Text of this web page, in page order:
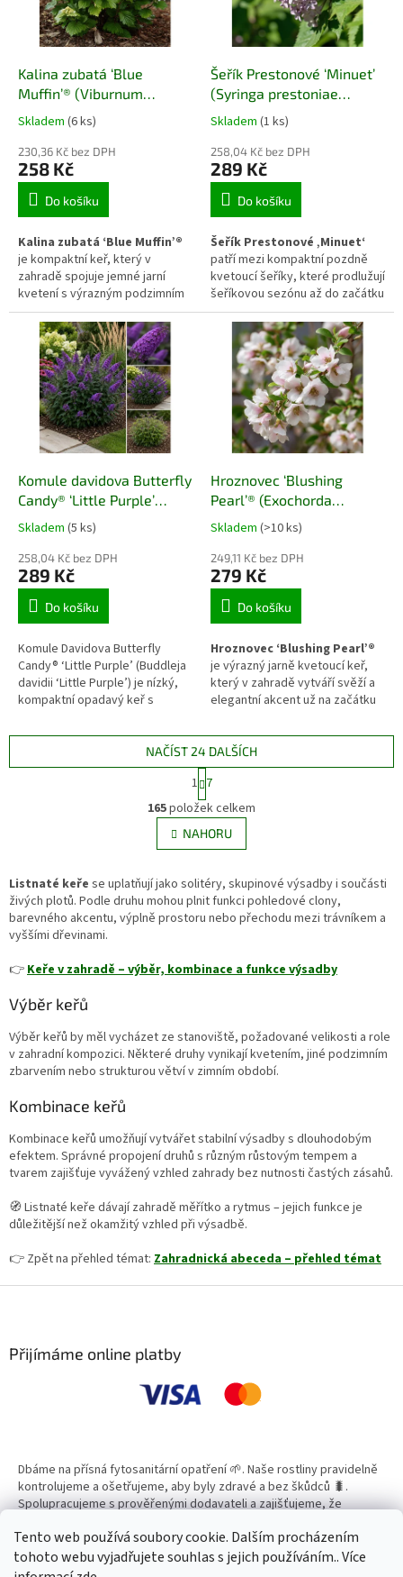
Tento web používá soubory cookie. Dalším procházením
tohoto webu vyjadřujete souhlas s jejich používáním.. Více
Kalina zubatá ‘Blue
Muffin’® (Viburnum
dentatum ‘Blue Muffin’®)
Skladem (6 ks)
230,36 Kč bez DPH
258 Kč
Do košíku
Kalina zubatá ‘Blue Muffin’®
je kompaktní keř, který v
zahradě spojuje jemné jarní
kvetení s výrazným podzimním
efektem díky sytě modrým
plodům. Díky menšímu vzrůstu
se uplatní i v předzahrádkách a
menších zahradách, kde vytváří
přehledný, ale živý prvek
podporující biodiverzitu.
Šeřík Prestonové ‘Minuet’
(Syringa prestoniae
‘Minuet’)
Skladem (1 ks)
258,04 Kč bez DPH
289 Kč
Do košíku
Šeřík Prestonové ‚Minuet‘
patří mezi kompaktní pozdně
kvetoucí šeříky, které prodlužují
šeříkovou sezónu až do začátku
léta. Díky menším rozměrům a
hustému růstu se uplatní i v
zahradách, kde není prostor pro
mohutné keře, a vytváří voňavý
akcent v solitérních i
skupinových výsadbách.
Komule davidova Butterfly
Candy® ‘Little Purple’
(Buddleja davidii ‘Little
Skladem (5 ks)
258,04 Kč bez DPH
289 Kč
Do košíku
Komule Davidova Butterfly
Candy® ‘Little Purple’ (Buddleja
davidii ‘Little Purple’) je nízký,
kompaktní opadavý keř s
šedozelenými listy a množstvím
sytě fialových, lehce vonných
květenství. Dorůstá přibližně
rozměrům se hodí do menších
zahrad, předzahrádek i větších
Nejbohatěji kvete na plném
motýly, včely a další opylovače.
Hroznovec ‘Blushing
Pearl’® (Exochorda
racemosa ‘Blushing
Skladem (>10 ks)
249,11 Kč bez DPH
279 Kč
Do košíku
Hroznovec ‘Blushing Pearl’®
je výrazný jarně kvetoucí keř,
který v zahradě vytváří svěží a
elegantní akcent už na začátku
a bohatému kvetení se uplatní
jako solitéra i jako lehká kulisa v
menších zahradách,
předzahrádkách nebo u teras,
kde přirozeně rozjasní prostor.
O
v
l
á
a
c
í
v
ý
p
i
NAČÍST 24 DALŠÍCH
S
t
r
á
n
k
v
á
n
í
1 7
165položek celkem
NAHORU
Listnaté keře se uplatňují jako solitéry, skupinové výsadby i součásti
živých plotů. Podle druhu mohou plnit funkci pohledové clony,
barevného akcentu, výplně prostoru nebo přechodu mezi trávníkem a
vyššími dřevinami.
👉 Keře v zahradě – výběr, kombinace a funkce výsadby
Výběr keřů
Výběr keřů by měl vycházet ze stanoviště, požadované velikosti a role
v zahradní kompozici. Některé druhy vynikají kvetením, jiné podzimním
zbarvením nebo strukturou větví v zimním období.
Kombinace keřů
Kombinace keřů umožňují vytvářet stabilní výsadby s dlouhodobým
efektem. Správné propojení druhů s různým růstovým tempem a
tvarem zajišťuje vyvážený vzhled zahrady bez nutnosti častých zásahů.
🧭 Listnaté keře dávají zahradě měřítko a rytmus – jejich funkce je
důležitější než okamžitý vzhled při výsadbě.
👉 Zpět na přehled témat: Zahradnická abeceda – přehled témat
Přijímáme online platby
Dbáme na přísná fytosanitární opatření 🌱. Naše rostliny pravidelně
kontrolujeme a ošetřujeme, aby byly zdravé a bez škůdců 🐛.
Spolupracujeme s prověřenými dodavateli a zajišťujeme, že